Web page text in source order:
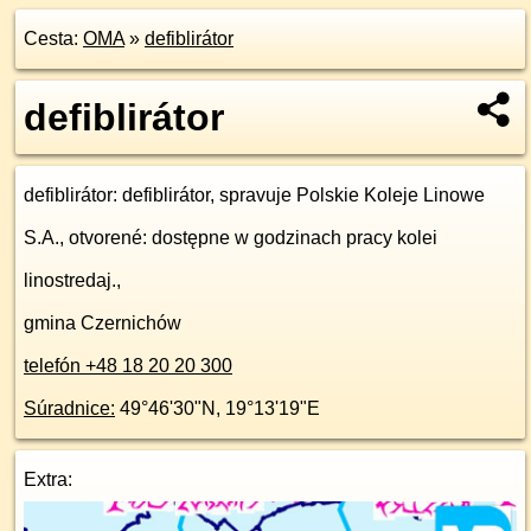
Cesta: OMA» defiblirátor
defiblirátor
defiblirátor: defiblirátor, spravuje Polskie Koleje Linowe
S.A., otvorené: dostępne w godzinach pracy kolei
linostredaj.,
gmina Czernichów
telefón +48 18 20 20 300
Súradnice: 49°46'30"N , 19°13'19"E
Extra: